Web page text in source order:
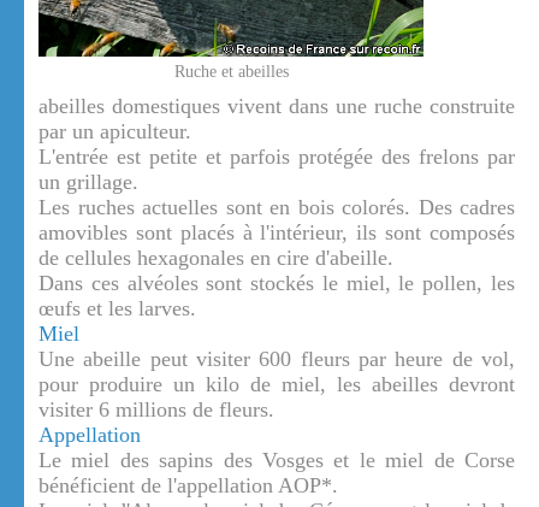
Ruche et abeilles
abeilles domestiques vivent dans une ruche construite
par un apiculteur.
L'entrée est petite et parfois protégée des frelons par
un grillage.
Les ruches actuelles sont en bois colorés. Des cadres
amovibles sont placés à l'intérieur, ils sont composés
de cellules hexagonales en cire d'abeille.
Dans ces alvéoles sont stockés le miel, le pollen, les
œufs et les larves.
Miel
Une abeille peut visiter 600 fleurs par heure de vol,
pour produire un kilo de miel, les abeilles devront
visiter 6 millions de fleurs.
Appellation
Le miel des sapins des Vosges et le miel de Corse
bénéficient de l'appellation AOP*.